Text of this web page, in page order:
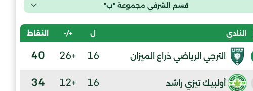
قسم الشرفي مجموعة "ب"
النادي ل +/- النقاط
الترجي الرياضي ذراع الميزان 16
+26
40
أولبيك تيزي راشد 16
+12
34